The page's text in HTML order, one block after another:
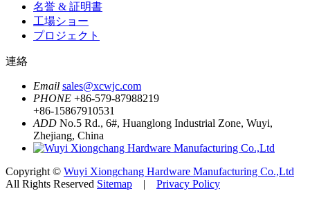
名誉 & 証明書
工場ショー
プロジェクト
連絡
Email sales@xcwjc.com
PHONE +86-579-87988219
+86-15867910531
ADD No.5 Rd., 6#, Huanglong Industrial Zone, Wuyi,
Zhejiang, China
Copyright © Wuyi Xiongchang Hardware Manufacturing Co.,Ltd
All Rights Reserved Sitemap | Privacy Policy